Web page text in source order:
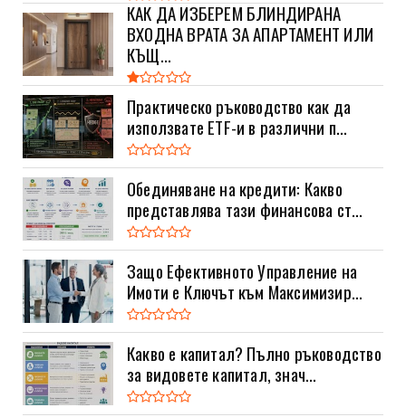
КАК ДА ИЗБЕРЕМ БЛИНДИРАНА
ВХОДНА ВРАТА ЗА АПАРТАМЕНТ ИЛИ
КЪЩ...
Практическо ръководство как да
използвате ETF-и в различни п...
Обединяване на кредити: Какво
представлява тази финансова ст...
Защо Ефективното Управление на
Имоти е Ключът към Максимизир...
Какво е капитал? Пълно ръководство
за видовете капитал, знач...